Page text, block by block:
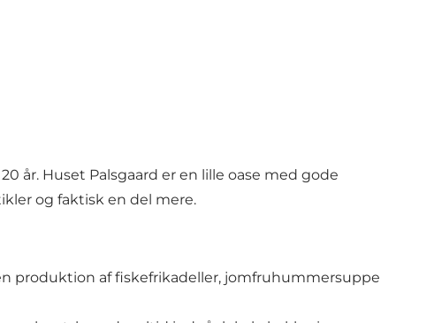
år. Huset Palsgaard er en lille oase med gode
og faktisk en del mere.
produktion af fiskefrikadeller, jomfruhummersuppe